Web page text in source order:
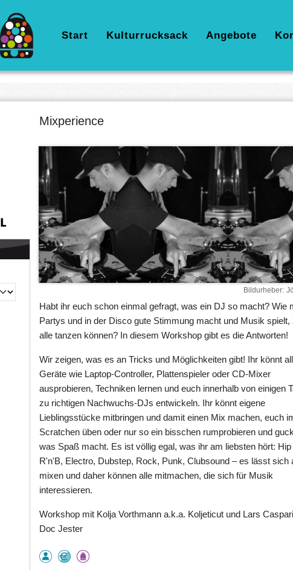
Hauptnavigation
Start Kulturrucksack Angebote
Mixperience
Bildurheber
Habt ihr euch schon einmal gefragt, was ein DJ so macht? Wie
Partys und in der Disco gute Stimmung macht und Musik spielt,
alle tanzen können? In diesem Workshop gibt es die Antworten!
Wir zeigen, was es an Tricks und Möglichkeiten gibt! Ihr könnt
Geräte wie Laptop-Controller, Plattenspieler oder CD-Mixer
ausprobieren, Techniken lernen und euch innerhalb von einigen
zu richtigen Nachwuchs-DJs entwickeln. Ihr könnt eigene
Lieblingsstücke mitbringen und damit einen Mix machen, euch
Scratchen üben oder nur so ein bisschen rumprobieren und
was Spaß macht. Es ist völlig egal, was ihr am liebsten hört: Hip
R'n'B, Electro, Dubstep, Rock, Punk, Clubsound – es lässt sich
mixen und daher können alle mitmachen, die sich für Musik
interessieren.
Workshop mit Kolja Vorthmann a.k.a. Koljeticut und Lars
Doc Jester